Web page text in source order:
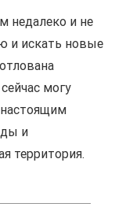
недалеко и не
и искать новые
могу
настоящим
и
территория.